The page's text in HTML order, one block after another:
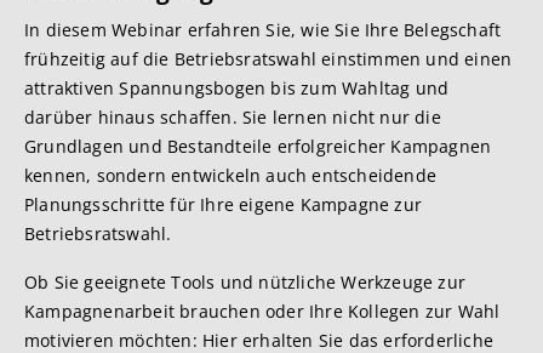
In diesem Webinar erfahren Sie, wie Sie Ihre Belegschaft
frühzeitig auf die Betriebsratswahl einstimmen und einen
attraktiven Spannungsbogen bis zum Wahltag und
darüber hinaus schaffen. Sie lernen nicht nur die
Grundlagen und Bestandteile erfolgreicher Kampagnen
kennen, sondern entwickeln auch entscheidende
Planungsschritte für Ihre eigene Kampagne zur
Betriebsratswahl.
Ob Sie geeignete Tools und nützliche Werkzeuge zur
Kampagnenarbeit brauchen oder Ihre Kollegen zur Wahl
motivieren möchten: Hier erhalten Sie das erforderliche